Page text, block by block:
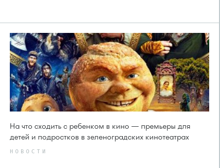
На что сходить с ребенком в кино — премьеры для
детей и подростков в зеленоградских кинотеатрах
НОВОСТИ